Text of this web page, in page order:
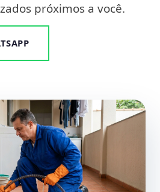
próximos a você.